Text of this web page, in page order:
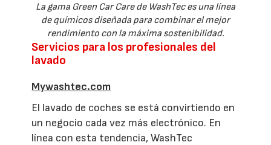
La gama Green Car Care de WashTec es una línea
de químicos diseñada para combinar el mejor
rendimiento con la máxima sostenibilidad.
Servicios para los profesionales del
lavado
Mywashtec.com
El lavado de coches se está convirtiendo en
un negocio cada vez más electrónico. En
línea con esta tendencia, WashTec